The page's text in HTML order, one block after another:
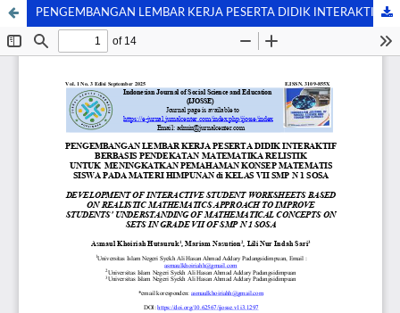
PENGEMBANGAN LEMBAR KERJA PESERTA DIDIK INTERAKTIF BERBASIS PENDEKATAN MATEMATIKA RELISTIK UNTUK MENINGKATKAN PEMAHAMAN KONSEP MATEMATIS SISWA PADA MATERI HIMPUNAN di KELAS VII SMP N 1 SOSA